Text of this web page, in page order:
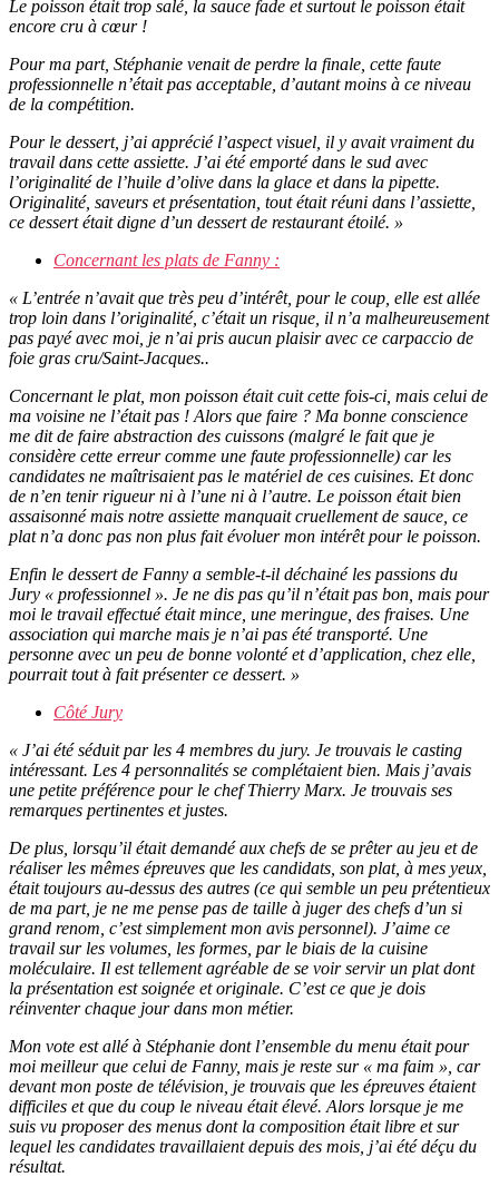
Le poisson était trop salé, la sauce fade et surtout le poisson était
encore cru à cœur !
Pour ma part, Stéphanie venait de perdre la finale, cette faute
professionnelle n’était pas acceptable, d’autant moins à ce niveau
de la compétition.
Pour le dessert, j’ai apprécié l’aspect visuel, il y avait vraiment du
travail dans cette assiette. J’ai été emporté dans le sud avec
l’originalité de l’huile d’olive dans la glace et dans la pipette.
Originalité, saveurs et présentation, tout était réuni dans l’assiette,
ce dessert était digne d’un dessert de restaurant étoilé. »
Concernant les plats de Fanny :
« L’entrée n’avait que très peu d’intérêt, pour le coup, elle est allée
trop loin dans l’originalité, c’était un risque, il n’a malheureusement
pas payé avec moi, je n’ai pris aucun plaisir avec ce carpaccio de
foie gras cru/Saint-Jacques..
Concernant le plat, mon poisson était cuit cette fois-ci, mais celui de
ma voisine ne l’était pas ! Alors que faire ? Ma bonne conscience
me dit de faire abstraction des cuissons (malgré le fait que je
considère cette erreur comme une faute professionnelle) car les
candidates ne maîtrisaient pas le matériel de ces cuisines. Et donc
de n’en tenir rigueur ni à l’une ni à l’autre. Le poisson était bien
assaisonné mais notre assiette manquait cruellement de sauce, ce
plat n’a donc pas non plus fait évoluer mon intérêt pour le poisson.
Enfin le dessert de Fanny a semble-t-il déchainé les passions du
Jury « professionnel ». Je ne dis pas qu’il n’était pas bon, mais pour
moi le travail effectué était mince, une meringue, des fraises. Une
association qui marche mais je n’ai pas été transporté. Une
personne avec un peu de bonne volonté et d’application, chez elle,
pourrait tout à fait présenter ce dessert. »
Côté Jury
« J’ai été séduit par les 4 membres du jury. Je trouvais le casting
intéressant. Les 4 personnalités se complétaient bien. Mais j’avais
une petite préférence pour le chef Thierry Marx. Je trouvais ses
remarques pertinentes et justes.
De plus, lorsqu’il était demandé aux chefs de se prêter au jeu et de
réaliser les mêmes épreuves que les candidats, son plat, à mes yeux,
était toujours au-dessus des autres (ce qui semble un peu prétentieux
de ma part, je ne me pense pas de taille à juger des chefs d’un si
grand renom, c’est simplement mon avis personnel). J’aime ce
travail sur les volumes, les formes, par le biais de la cuisine
moléculaire. Il est tellement agréable de se voir servir un plat dont
la présentation est soignée et originale. C’est ce que je dois
réinventer chaque jour dans mon métier.
Mon vote est allé à Stéphanie dont l’ensemble du menu était pour
moi meilleur que celui de Fanny, mais je reste sur « ma faim », car
devant mon poste de télévision, je trouvais que les épreuves étaient
difficiles et que du coup le niveau était élevé. Alors lorsque je me
suis vu proposer des menus dont la composition était libre et sur
lequel les candidates travaillaient depuis des mois, j’ai été déçu du
résultat.